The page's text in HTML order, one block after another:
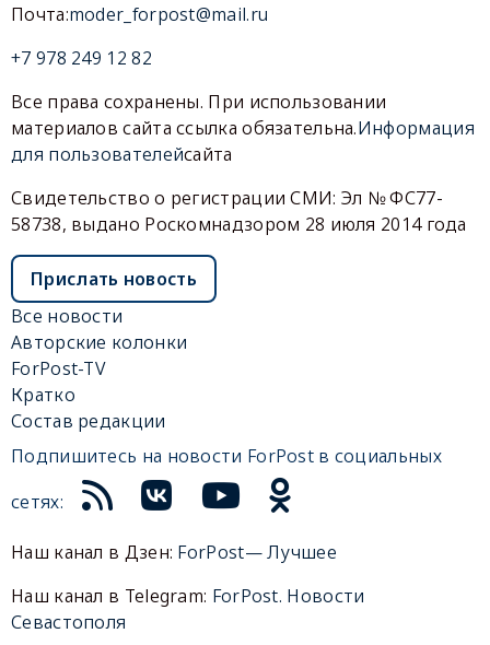
Почта:moder_forpost@mail.ru
+7 978 249 12 82
Все права сохранены. При использовании
материалов сайта ссылка обязательна.Информация
для пользователейсайта
Свидетельство о регистрации СМИ: Эл № ФС77-
58738, выдано Роскомнадзором 28 июля 2014 года
Прислать новость
Все новости
Авторские колонки
ForPost-TV
Кратко
Состав редакции
Подпишитесь на новости ForPost в социальных
сетях:
Наш канал в Дзен: ForPost— Лучшее
Наш канал в Telegram: ForPost. Новости
Севастополя